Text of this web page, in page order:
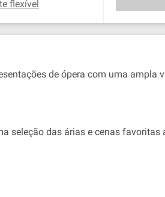
flexível
de ópera com uma ampla
seleção das árias e cenas